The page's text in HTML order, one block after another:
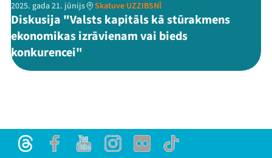
2025. gada 21. jūnijs Skatuve UZZIBSNĪ
Diskusija "Valsts kapitāls kā stūrakmens
ekonomikas izrāvienam vai bieds
konkurencei"
ThreadsFacebookYoutubeInstagram
Flick TikTok